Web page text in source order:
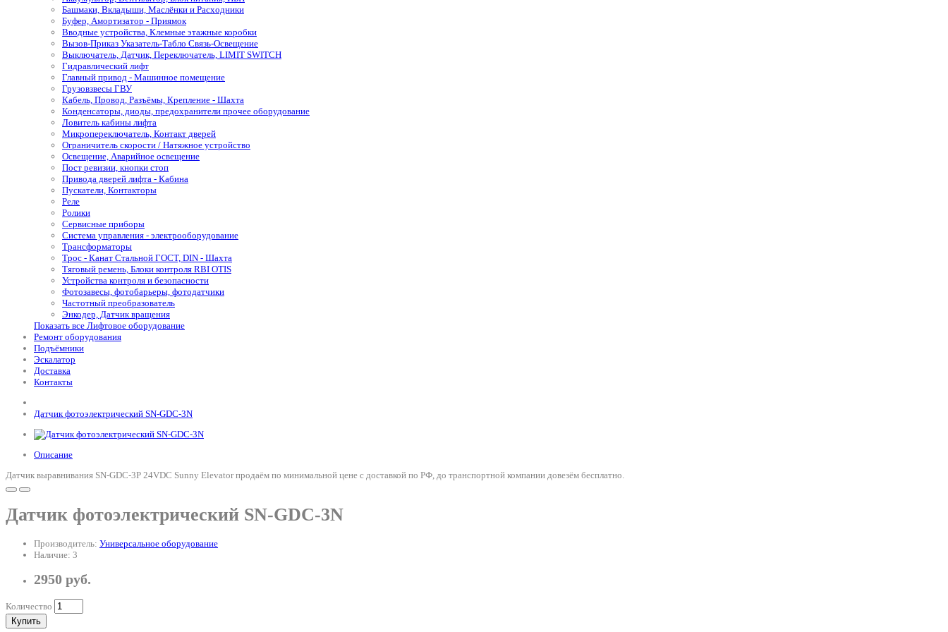
Башмаки, Вкладыши, Маслёнки и Расходники
Буфер, Амортизатор - Приямок
Вводные устройства, Клемные этажные коробки
Вызов-Приказ Указатель-Табло Связь-Освещение
Выключатель, Датчик, Переключатель, LIMIT SWITCH
Гидравлический лифт
Главный привод - Машинное помещение
Грузовзвесы ГВУ
Кабель, Провод, Разъёмы, Крепление - Шахта
Конденсаторы, диоды, предохранители прочее оборудование
Ловитель кабины лифта
Микропереключатель, Контакт дверей
Ограничитель скорости / Натяжное устройство
Освещение, Аварийное освещение
Пост ревизии, кнопки стоп
Привода дверей лифта - Кабина
Пускатели, Контакторы
Реле
Ролики
Сервисные приборы
Система управления - электрооборудование
Трансформаторы
Трос - Канат Стальной ГОСТ, DIN - Шахта
Тяговый ремень, Блоки контроля RBI OTIS
Устройства контроля и безопасности
Фотозавесы, фотобарьеры, фотодатчики
Частотный преобразователь
Энкодер, Датчик вращения
Показать все Лифтовое оборудование
Ремонт оборудования
Подъёмники
Эскалатор
Доставка
Контакты
Датчик фотоэлектрический SN-GDC-3N
Описание
Датчик выравнивания SN-GDC-3P 24VDC Sunny Elevator продаём по минимальной цене с доставкой по РФ, до транспортной компании довезём бесплатно.
Датчик фотоэлектрический SN-GDC-3N
Производитель: Универсальное оборудование
Наличие: 3
2950 руб.
Количество
Купить